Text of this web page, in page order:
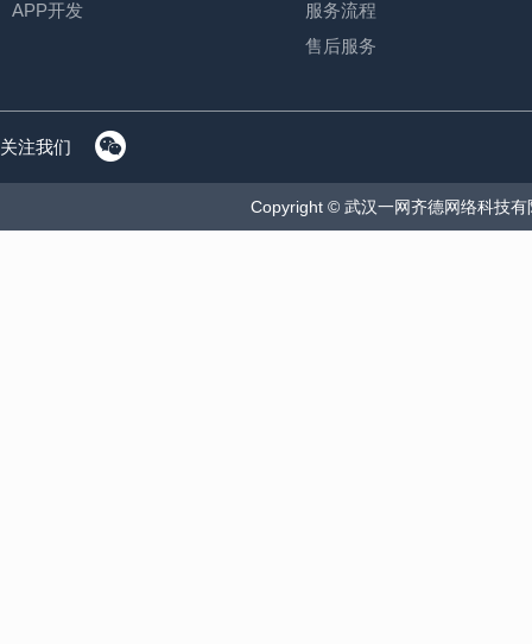
APP开发
服务流程
售后服务
关注我们 
Copyright © 武汉一网齐德网络科技